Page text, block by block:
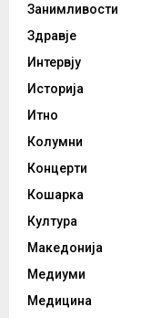
Занимливости
Здравје
Интервју
Историја
Итно
Колумни
Концерти
Кошарка
Култура
Македонија
Медиуми
Медицина